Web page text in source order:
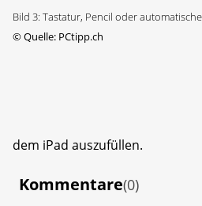
Bild 3: Tastatur, Pencil oder
©Quelle: PCtipp.ch
dem iPad auszufüllen.
Kommentare(0)